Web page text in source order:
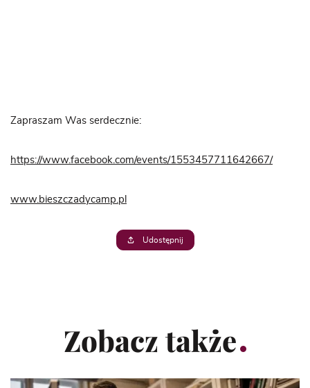
Zapraszam Was serdecznie:
https://www.facebook.com/events/1553457711642667/
www.bieszczadycamp.pl
Udostępnij
Zobacz także